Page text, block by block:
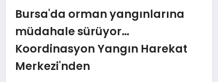
SPOR
MAGAZIN
Bursa'da orman yangınlarına
müdahale sürüyor…
Koordinasyon Yangın Harekat
Merkezi'nden